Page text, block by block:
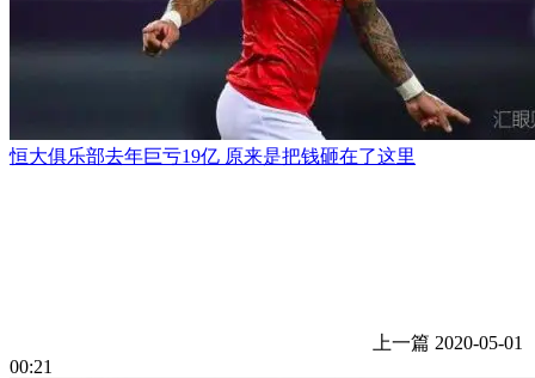
恒大俱乐部去年巨亏19亿 原来是把钱砸在了这里
上一篇 2020-05-01
00:21